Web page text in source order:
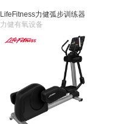
LifeFitness力健弧步训练器
力健有氧设备